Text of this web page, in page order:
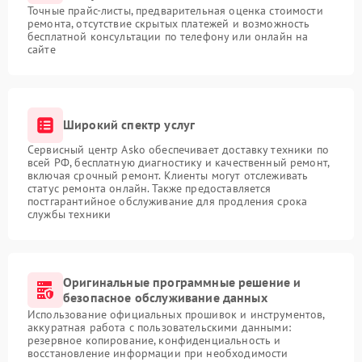
Точные прайс-листы, предварительная оценка стоимости
ремонта, отсутствие скрытых платежей и возможность
бесплатной консультации по телефону или онлайн на
сайте
Широкий спектр услуг
Сервисный центр Asko обеспечивает доставку техники по
всей РФ, бесплатную диагностику и качественный ремонт,
включая срочный ремонт. Клиенты могут отслеживать
статус ремонта онлайн. Также предоставляется
постгарантийное обслуживание для продления срока
службы техники
Оригинальные программные решение и
безопасное обслуживание данных
Использование официальных прошивок и инструментов,
аккуратная работа с пользовательскими данными:
резервное копирование, конфиденциальность и
восстановление информации при необходимости